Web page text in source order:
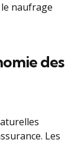
naufrage
des
Les